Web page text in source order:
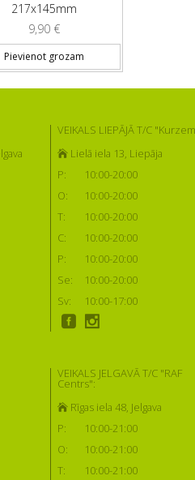
217x145mm
9,90 €
Pievienot grozam
VEIKALS LIEPĀJĀ T/C
Lielā iela 13, Liepāja
P:
10:00-20:00
O:
10:00-20:00
T:
10:00-20:00
C:
10:00-20:00
P:
10:00-20:00
Se:
10:00-20:00
Sv:
10:00-17:00
VEIKALS JELGAVĀ T/C "RAF
Centrs":
Rīgas iela 48, Jelgava
P:
10:00-21:00
O:
10:00-21:00
T:
10:00-21:00